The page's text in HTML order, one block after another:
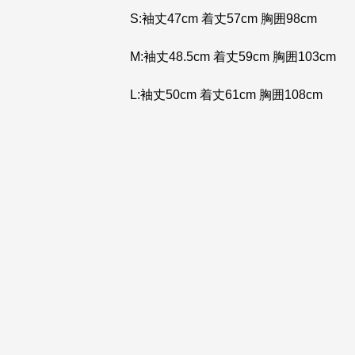
S:袖丈47cm 着丈57cm 胸囲98cm
M:袖丈48.5cm 着丈59cm 胸囲103cm
L:袖丈50cm 着丈61cm 胸囲108cm